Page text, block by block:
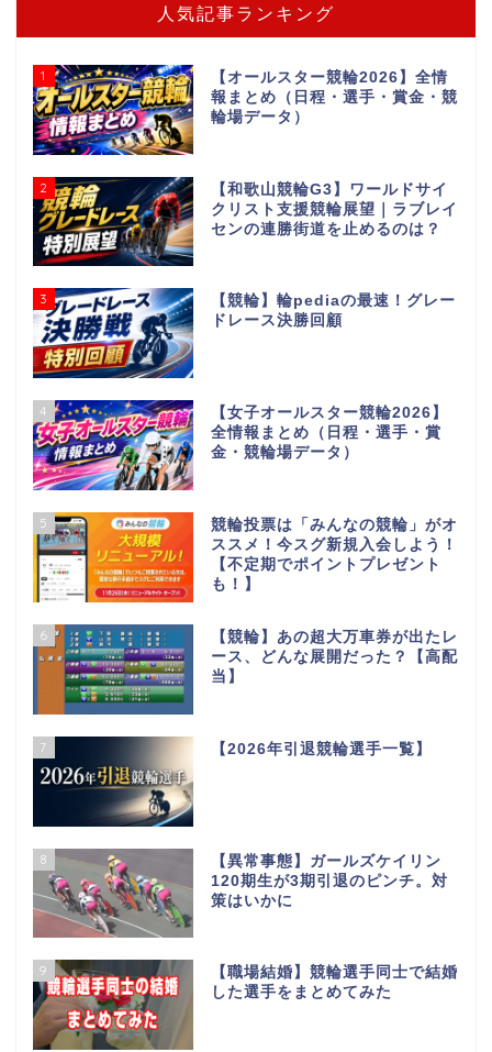
人気記事ランキング
1
【オールスター競輪2026】全情
報まとめ（日程・選手・賞金・競
輪場データ）
2
【和歌山競輪G3】ワールドサイ
クリスト支援競輪展望｜ラブレイ
センの連勝街道を止めるのは？
3
【競輪】輪pediaの最速！グレー
ドレース決勝回顧
4
【女子オールスター競輪2026】
全情報まとめ（日程・選手・賞
金・競輪場データ）
5
競輪投票は「みんなの競輪」がオ
ススメ！今スグ新規入会しよう！
【不定期でポイントプレゼント
も！】
6
【競輪】あの超大万車券が出たレ
ース、どんな展開だった？【高配
当】
7 【2026年引退競輪選手一覧】
8
【異常事態】ガールズケイリン
120期生が3期引退のピンチ。対
策はいかに
9
【職場結婚】競輪選手同士で結婚
した選手をまとめてみた